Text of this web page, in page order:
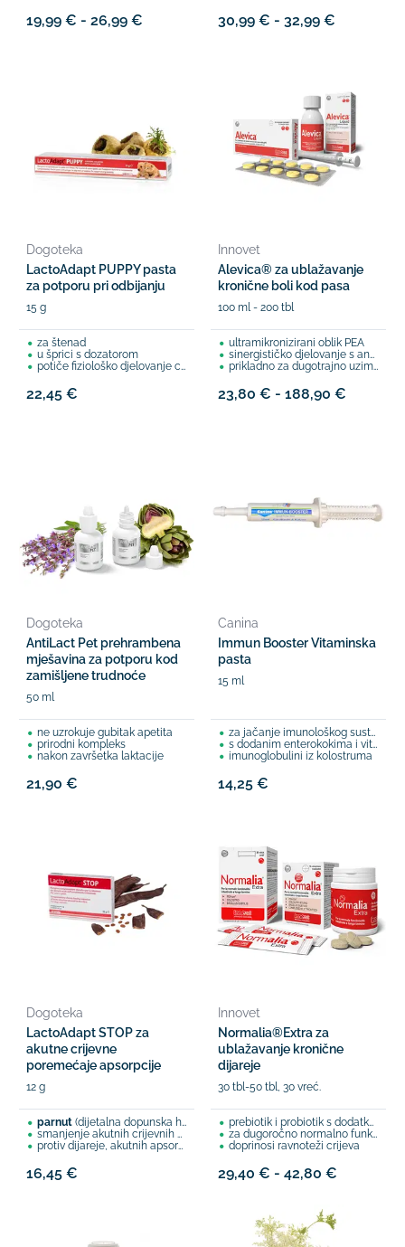
19,99 € - 26,99 € 30,99 € - 32,99 €
Dogoteka
LactoAdapt PUPPY pasta
za potporu pri odbijanju
15 g
za štenad
u šprici s dozatorom
potiče fiziološko djelovanje crijeva
22,45 €
Innovet
Alevica® za ublažavanje
kronične boli kod pasa
100 ml - 200 tbl
ultramikronizirani oblik PEA
sinergističko djelovanje s analgeticima
prikladno za dugotrajno uzimanje
23,80 € - 188,90 €
Dogoteka
AntiLact Pet prehrambena
mješavina za potporu kod
zamišljene trudnoće
50 ml
ne uzrokuje gubitak apetita
prirodni kompleks
nakon završetka laktacije
21,90 €
Canina
Immun Booster Vitaminska
pasta
15 ml
za jačanje imunološkog sustava
s dodanim enterokokima i vitaminima
imunoglobulini iz kolostruma
14,25 €
Dogoteka
LactoAdapt STOP za
akutne crijevne
poremećaje apsorpcije
12 g
parnut (dijetalna dopunska hrana)
smanjenje akutnih crijevnih poremećaja
protiv dijareje, akutnih apsorpcijskih smetnji
16,45 €
Innovet
Normalia®Extra za
ublažavanje kronične
dijareje
30 tbl-50 tbl, 30 vreć.
prebiotik i probiotik s dodatkom PEA-e
za dugoročno normalno funkcioniranje crijeva
doprinosi ravnoteži crijeva
29,40 € - 42,80 €